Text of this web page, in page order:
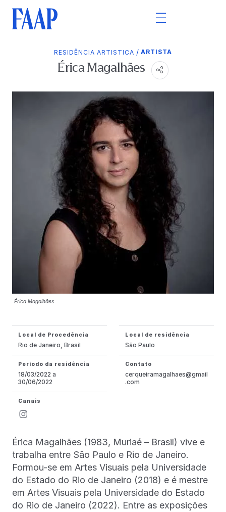
RESIDÊNCIA ARTISTICA / ARTISTA
Érica Magalhães
Érica Magalhães
Local de Procedência
Rio de Janeiro, Brasil
Local de residência
São Paulo
Período da residência
18/03/2022 a
30/06/2022
Contato
cerqueiramagalhaes@gmail
.com
Canais
Érica Magalhães (1983, Muriaé – Brasil) vive e
trabalha entre São Paulo e Rio de Janeiro.
Formou-se em Artes Visuais pela Universidade
do Estado do Rio de Janeiro (2018) e é mestre
em Artes Visuais pela Universidade do Estado
do Rio de Janeiro (2022). Entre as exposições